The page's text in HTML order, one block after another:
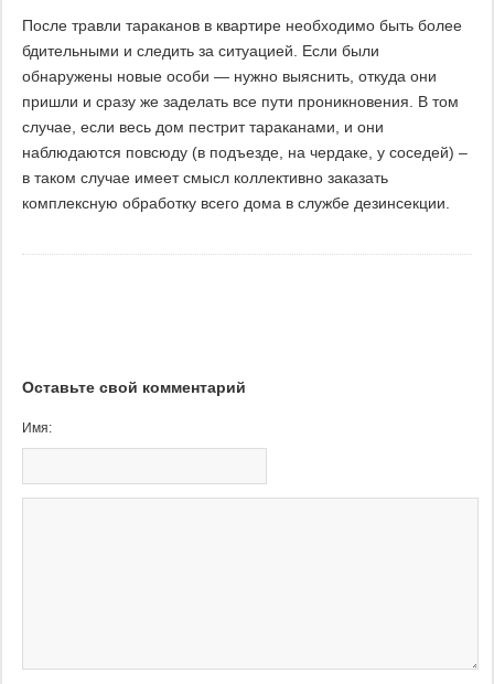
После травли тараканов в квартире необходимо быть более
бдительными и следить за ситуацией. Если были
обнаружены новые особи — нужно выяснить, откуда они
пришли и сразу же заделать все пути проникновения. В том
случае, если весь дом пестрит тараканами, и они
наблюдаются повсюду (в подъезде, на чердаке, у соседей) –
в таком случае имеет смысл коллективно заказать
комплексную обработку всего дома в службе дезинсекции.
Оставьте свой комментарий
Имя: